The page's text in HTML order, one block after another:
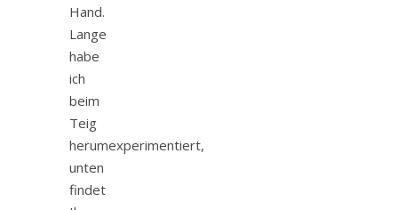
Hand.
Lange
habe
ich
beim
Teig
herumexperimentiert,
unten
findet